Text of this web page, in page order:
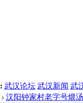
武汉论坛 武汉新闻 武
› 汉阳钟家村老字号煨